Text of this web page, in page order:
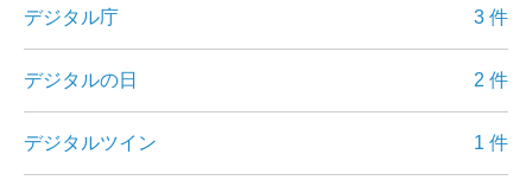
デジタル庁 3 件
デジタルの日 2 件
デジタルツイン 1 件